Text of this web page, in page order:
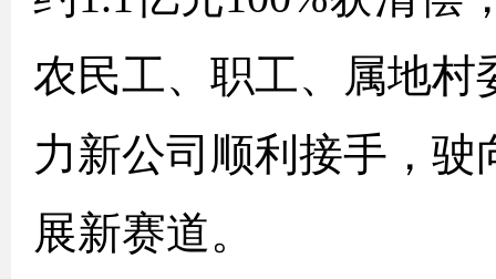
农民工、职工、属地村
力新公司顺利接手，
展新赛道。